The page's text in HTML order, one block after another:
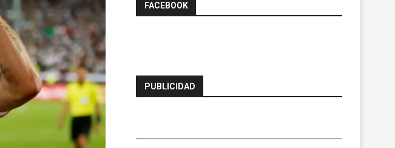
FACEBOOK
PUBLICIDAD